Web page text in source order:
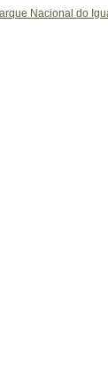
Nacional do